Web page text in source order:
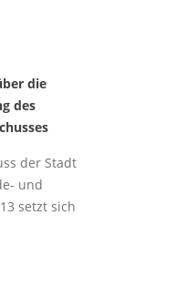
die
des
der Stadt
und
setzt sich